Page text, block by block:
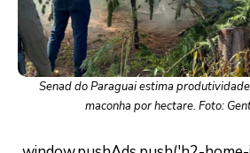
Senad do Paraguai estima
maconha por hectare. Foto: